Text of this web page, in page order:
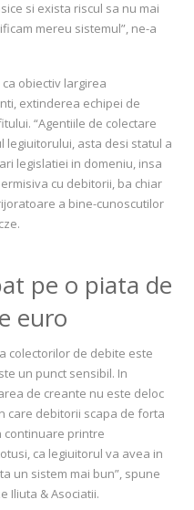
si exista riscul sa nu mai
mereu sistemul”, ne-a
obiectiv largirea
extinderea echipei de
“Agentiile de colectare
legiuitorului, asta desi statul a
legislatiei in domeniu, insa
cu debitorii, ba chiar
a bine-cunoscutilor
pe o piata de
euro
colectorilor de debite este
un punct sensibil. In
de creante nu este deloc
care debitorii scapa de forta
continuare printre
ca legiuitorul va avea in
un sistem mai bun”, spune
Iliuta & Asociatii.